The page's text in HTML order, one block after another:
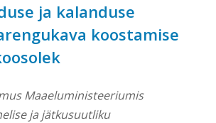
ja kalanduse
koostamise
Maaeluministeeriumis
ja jätkusuutliku